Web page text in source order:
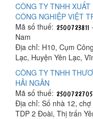
CÔNG TY TNHH
CÔNG NGHIỆP VIỆT
Mã số thuế:
Nam
Địa chỉ: H10, Cụm
Lạc, Huyện Yên Lạc,
CÔNG TY TNHH
HẢI NGÂN
Mã số thuế:
Địa chỉ: Số nhà 12,
TDP 2 Đoài, Thị trấn